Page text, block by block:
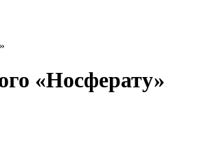
«Носферату»